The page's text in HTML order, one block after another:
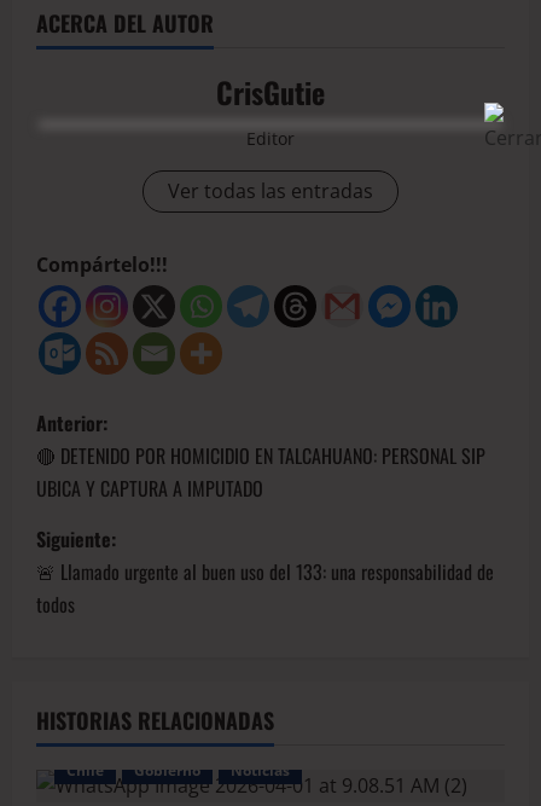
ACERCA DEL AUTOR
CrisGutie
Editor
Ver todas las entradas
Compártelo!!!
Anterior:
🔴 DETENIDO POR HOMICIDIO EN TALCAHUANO: PERSONAL SIP
UBICA Y CAPTURA A IMPUTADO
Siguiente:
🚨 Llamado urgente al buen uso del 133: una responsabilidad de
todos
HISTORIAS RELACIONADAS
Chile Gobierno Noticias